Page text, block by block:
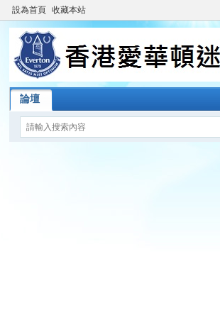
設為首頁 收藏本站
論壇